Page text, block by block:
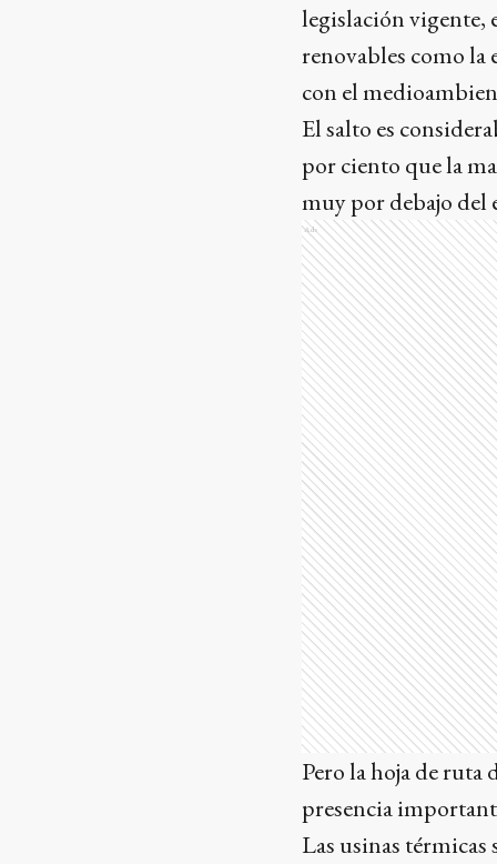
legislación vigente,
renovables como la
con el
El salto es
por ciento que la
muy por debajo del
Ads
Pero la hoja de
presencia
Las usinas